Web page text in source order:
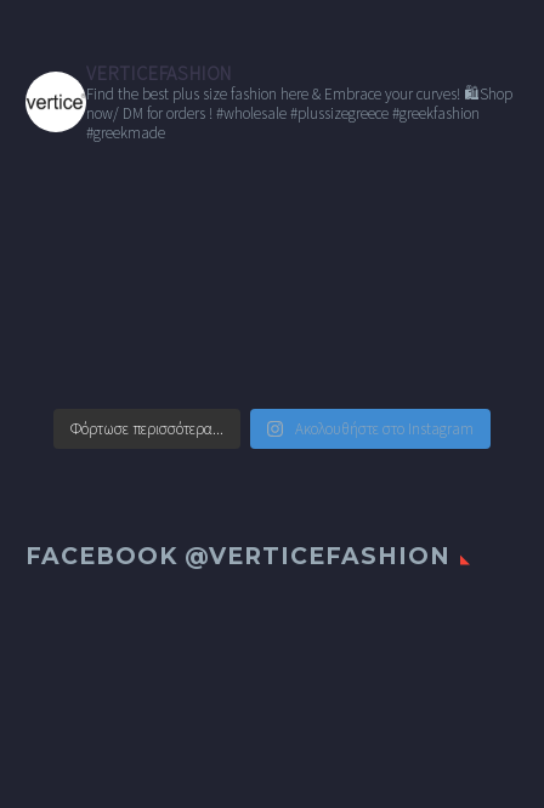
VERTICEFASHION
Find the best plus size fashion here & Embrace your curves! 🛍Shop
now/ DM for orders ! #wholesale#plussizegreece #greekfashion
#greekmade
Φόρτωσε περισσότερα... Ακολουθήστε στο Instagram
FACEBOOK @VERTICEFASHION